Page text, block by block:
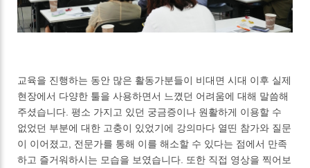
교육을 진행하는 동안 많은 활동가분들이 비대면 시대 이후 실제
현장에서 다양한 툴을 사용하면서 느꼈던 어려움에 대해 말씀해
주셨습니다. 평소 가지고 있던 궁금증이나 원활하게 이용할 수
없었던 부분에 대한 고충이 있었기에 강의마다 열띤 참가와 질문
이 이어졌고, 전문가를 통해 이를 해소할 수 있다는 점에서 만족
하고 즐거워하시는 모습을 보였습니다. 또한 직접 영상을 찍어보